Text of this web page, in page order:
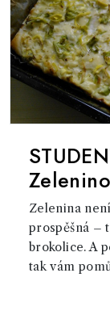
Zelenina
prospěšná –
brokolice. A
tak vám